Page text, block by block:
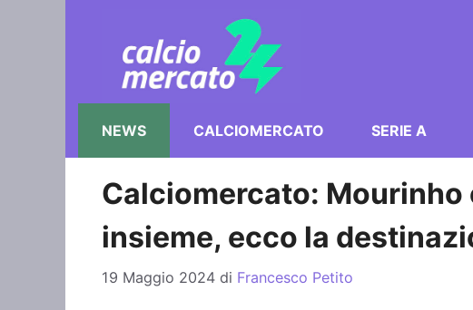
NEWS CALCIOMERCATO SERIE A
Calciomercato: Mourinho
insieme, ecco la
19 Maggio 2024 di Francesco Petito